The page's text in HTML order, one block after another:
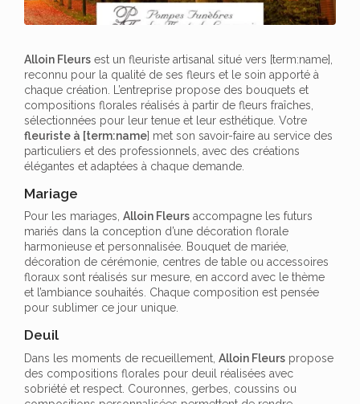
Alloin Fleurs est un fleuriste artisanal situé vers [term:name],
reconnu pour la qualité de ses fleurs et le soin apporté à
chaque création. L’entreprise propose des bouquets et
compositions florales réalisés à partir de fleurs fraîches,
sélectionnées pour leur tenue et leur esthétique. Votre
fleuriste à [term:name] met son savoir-faire au service des
particuliers et des professionnels, avec des créations
élégantes et adaptées à chaque demande.
Mariage
Pour les mariages, Alloin Fleurs accompagne les futurs
mariés dans la conception d’une décoration florale
harmonieuse et personnalisée. Bouquet de mariée,
décoration de cérémonie, centres de table ou accessoires
floraux sont réalisés sur mesure, en accord avec le thème
et l’ambiance souhaités. Chaque composition est pensée
pour sublimer ce jour unique.
Deuil
Dans les moments de recueillement, Alloin Fleurs propose
des compositions florales pour deuil réalisées avec
sobriété et respect. Couronnes, gerbes, coussins ou